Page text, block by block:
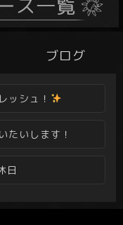
ブログ
ッシュ！
たいします！
日